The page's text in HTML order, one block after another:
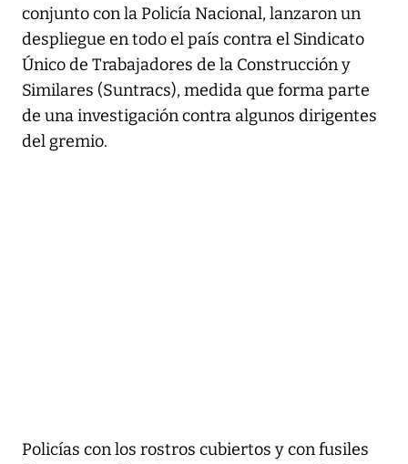
conjunto con la Policía Nacional, lanzaron un
despliegue en todo el país contra el Sindicato
Único de Trabajadores de la Construcción y
Similares (Suntracs), medida que forma parte
de una investigación contra algunos dirigentes
del gremio.
Policías con los rostros cubiertos y con fusiles